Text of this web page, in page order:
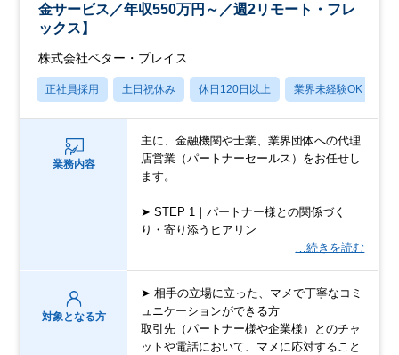
金サービス／年収550万円～／週2リモート・フレ
ックス】
株式会社ベター・プレイス
正社員採用 土日祝休み 休日120日以上 業界未経験OK
業務内容
主に、金融機関や士業、業界団体への代理
店営業（パートナーセールス）をお任せし
ます。
➤ STEP 1｜パートナー様との関係づく
り・寄り添うヒアリン
…続きを読む
対象となる方
➤ 相手の立場に立った、マメで丁寧なコミ
ュニケーションができる方
取引先（パートナー様や企業様）とのチャ
ットや電話において、マメに応対すること